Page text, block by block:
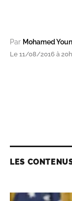
Par Mohamed
Le 11/08/2016 à
LES